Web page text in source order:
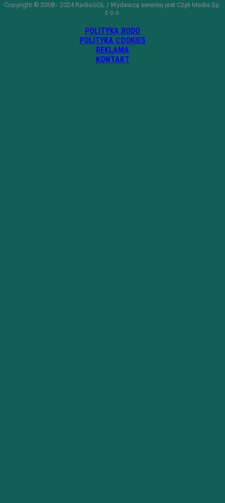
Copyright © 2008 - 2024 RadioGOL / Wydawcą serwisu jest Czyli Media Sp.
z o.o.
POLITYKA RODO
POLITYKA COOKIES
REKLAMA
KONTAKT